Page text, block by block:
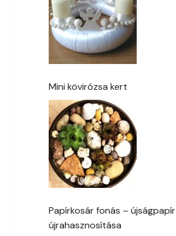
Mini kövirózsa kert
Papírkosár fonás – újságpapír
újrahasznosítása